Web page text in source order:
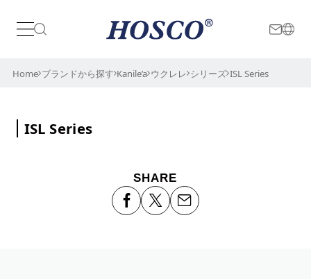
日本 International
Home ブランドから探す Kanile’a ウクレレ シリーズ ISL Series
ISL Series
SHARE